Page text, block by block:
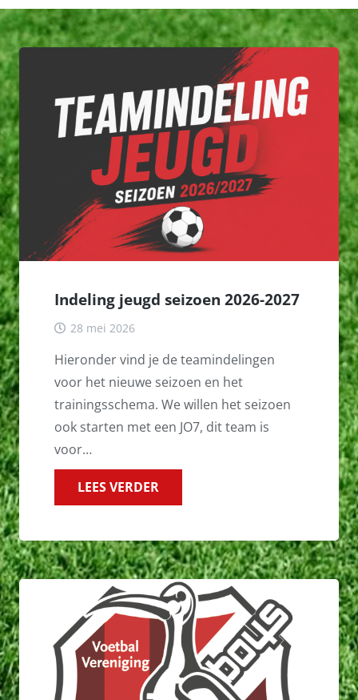
Indeling jeugd seizoen 2026-2027
28 mei 2026
Hieronder vind je de teamindelingen
voor het nieuwe seizoen en het
trainingsschema. We willen het seizoen
ook starten met een JO7, dit team is
voor…
LEES VERDER